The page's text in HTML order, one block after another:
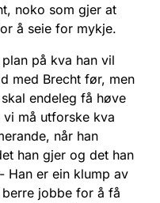
noko som gjer at
å seie for mykje.
på kva han vil
med Brecht før, men
endeleg få høve
må utforske kva
når han
han gjer og det han
Han er ein klump av
jobbe for å få